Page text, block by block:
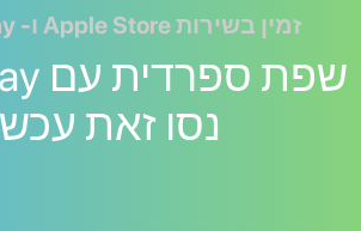
זמין בשירות Apple Store ו- Google Play
נסו זאת